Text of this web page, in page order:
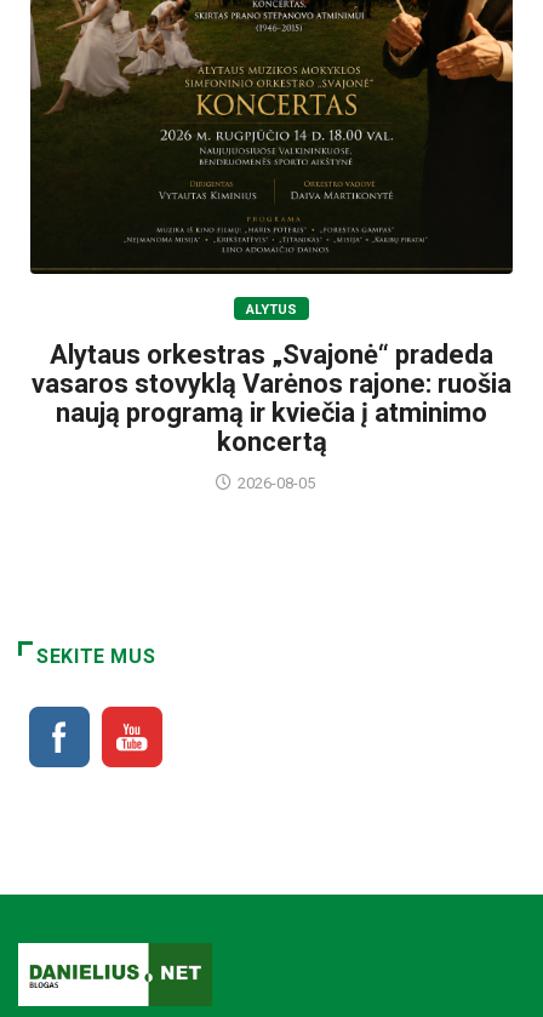
ALYTUS
Alytaus orkestras „Svajonė“ pradeda
vasaros stovyklą Varėnos rajone: ruošia
naują programą ir kviečia į atminimo
koncertą
2026-08-05
SEKITE MUS